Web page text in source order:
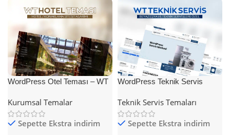
WordPress Otel Teması – WT
Kurumsal Temalar
Sepette Ekstra indirim
WordPress Teknik Servis
Teknik Servis Temaları
Sepette Ekstra indirim